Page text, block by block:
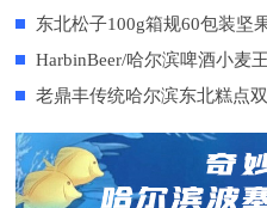
HarbinBeer/哈尔滨啤酒小麦